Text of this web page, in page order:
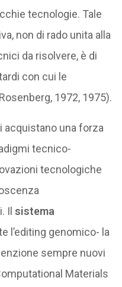
tecnologie. Tale
non di rado unita alla
da risolvere, è di
con cui le
1972, 1975).
acquistano una forza
tecnico-
tecnologiche
Il sistema
l’editing genomico- la
sempre nuovi
Materials